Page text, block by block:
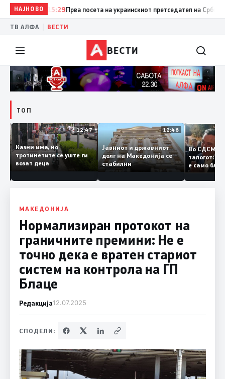
НАЈНОВО
15:29 Прва посета на украинскиот претседател на Србија:
ТВ АЛФА ВЕСТИ
ВЕСТИ
ТОП
12:47
Казни има, но
тротинетите се уште ги
возат деца
12:46
Јавниот и државниот
долг на Македонија се
стабилни
Во СДСМ
е само
копија
Заев
МАКЕДОНИЈА
Нормализиран протокот на
граничните премини: Не е
точно дека е вратен стариот
систем на контрола на ГП
Блаце
Редакција12.07.2025
СПОДЕЛИ: